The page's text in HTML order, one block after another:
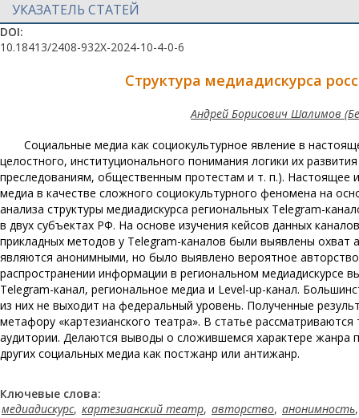
УКАЗАТЕЛЬ СТАТЕЙ
DOI:
10.18413/2408-932X-2024-10-4-0-6
Структура медиадискурса
Андрей Борисович Шалимов
Социальные медиа как социокультурное явление в
целостного, институционального понимания логики их
преследованиям, общественным протестам и т. п.). Настоящее
медиа в качестве сложного социокультурного феномена на
анализа структуры медиадискурса региональных Telegram-
в двух субъектах РФ. На основе изучения кейсов данных
прикладных методов у Telegram-каналов были выявлены
являются анонимными, но было выявлено вероятное
распространении информации в региональном медиадискурсе
Telegram-канал, региональное медиа и Level-up-канал.
из них не выходит на федеральный уровень. Полученные
метафору «картезианского театра». В статье
аудитории. Делаются выводы о сложившемся характере жанра
других социальных медиа как постжанр или антижанр.
Ключевые слова:
медиадискурс, картезианский театр, авторство, анонимность